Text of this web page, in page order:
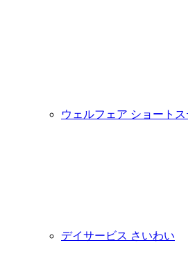
ウェルフェア ショートス
デイサービス さいわい